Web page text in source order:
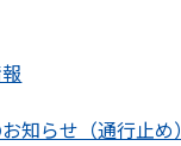
知らせ（通行止め）